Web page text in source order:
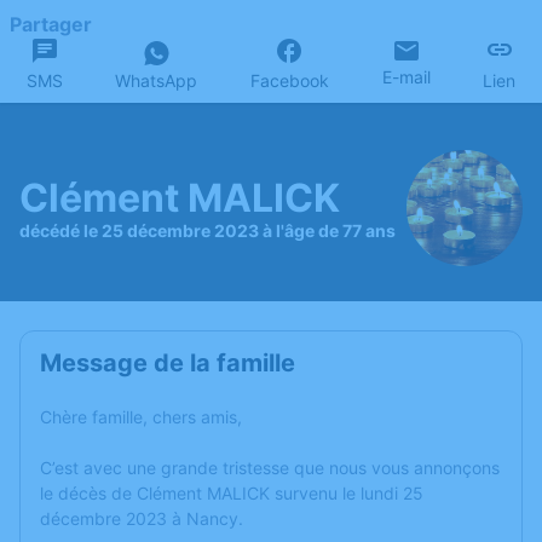
Partager
SMS WhatsApp Facebook E-mail Lien
Clément MALICK
décédé le 25 décembre 2023 à l'âge de 77 ans
Message de la famille
Chère famille, chers amis,
C’est avec une grande tristesse que nous vous annonçons
le décès de Clément MALICK survenu le lundi 25
décembre 2023 à Nancy.